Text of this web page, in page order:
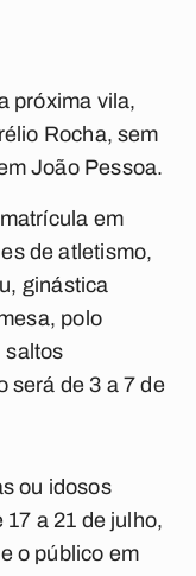
próxima vila,
Rocha, sem
João Pessoa.
em
de atletismo,
ginástica
polo
saltos
será de 3 a 7 de
ou idosos
a 21 de julho,
o público em